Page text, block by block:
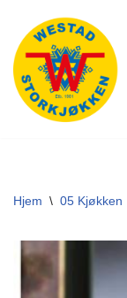
Hopp
til
innholdet
Hjem \ 05 Kjøkken